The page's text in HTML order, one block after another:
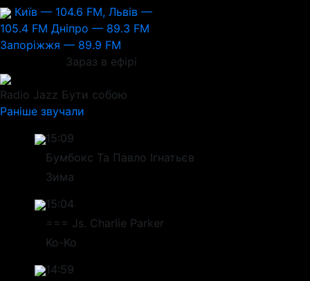
Київ — 104.6 FM, Львів —
105.4 FM Дніпро — 89.3 FM
Запоріжжя — 89.9 FM
Зараз в ефірі
Radio Jazz Бути собою
Раніше звучали
15:09
Бумбокс Та Павло Ігнатьєв
Зима
15:04
=== Js. Charlie Parker
Ko-Ko
14:59